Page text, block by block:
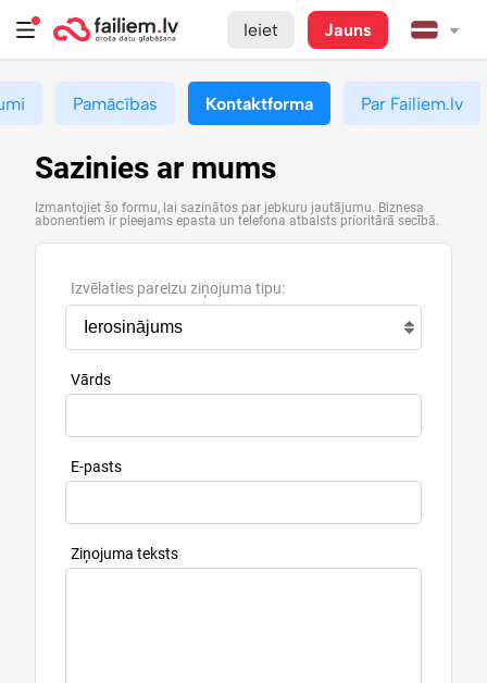
Ieiet Jauns
Pamācības Kontaktforma Par Failiem.lv
Sazinies ar mums
Izmantojiet šo formu, lai sazinātos par jebkuru jautājumu. Biznesa
abonentiem ir pieejams epasta un telefona atbalsts prioritārā secībā.
Izvēlaties pareizu ziņojuma tipu:
Vārds
E-pasts
Ziņojuma teksts